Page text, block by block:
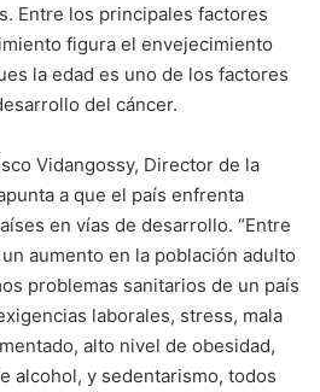
Entre los principales factores
figura el envejecimiento
la edad es uno de los factores
del cáncer.
Vidangossy, Director de la
a que el país enfrenta
en vías de desarrollo. “Entre
aumento en la población adulto
problemas sanitarios de un país
laborales, stress, mala
alto nivel de obesidad,
alcohol, y sedentarismo, todos